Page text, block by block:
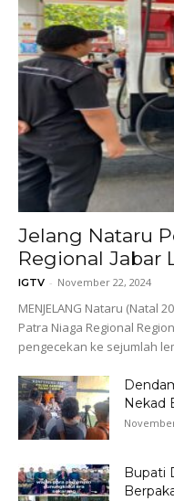
Jelang Nataru
Regional Jabar
IGTV - November 22, 2024
MENJELANG Nataru (Natal
Patra Niaga Regional
pengecekan ke sejumlah
Nekad
Bupati